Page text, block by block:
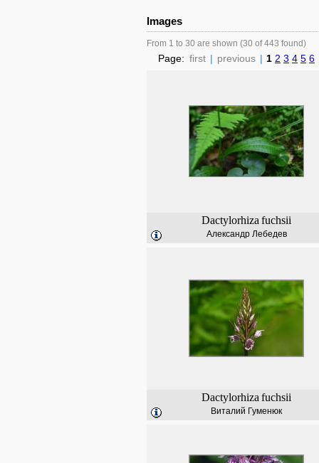
Images
From 1 to 30 are shown (30 of 443 found)
Page: first | previous | 1 2 3 4 5 6
Dactylorhiza fuchsii
Александр Лебедев
Dactylorhiza fuchsii
Виталий Гуменюк